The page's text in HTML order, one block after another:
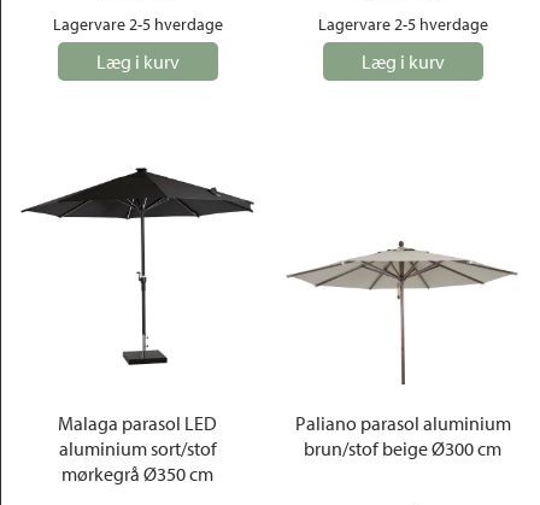
Lagervare 2-5 hverdage
Læg i kurv
Lagervare 2-5 hverdage
Læg i kurv
Malaga parasol LED
aluminium sort/stof
mørkegrå Ø350 cm
Paliano parasol aluminium
brun/stof beige Ø300 cm